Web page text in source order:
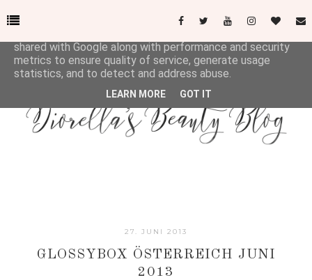
27. JUNI 2013
GLOSSYBOX ÖSTERREICH JUNI
2013
This site uses cookies from Google to deliver its services
shared with Google along with performance and security
metrics to ensure quality of service, generate usage
statistics, and to detect and address abuse.
LEARN MORE GOT IT